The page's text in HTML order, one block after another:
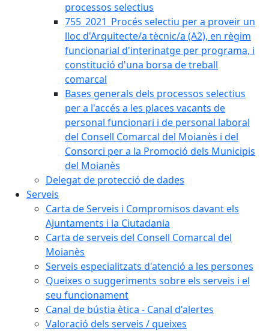
processos selectius
755_2021_Procés selectiu per a proveir un
lloc d'Arquitecte/a tècnic/a (A2), en règim
funcionarial d'interinatge per programa, i
constitució d'una borsa de treball
comarcal
Bases generals dels processos selectius
per a l'accés a les places vacants de
personal funcionari i de personal laboral
del Consell Comarcal del Moianès i del
Consorci per a la Promoció dels Municipis
del Moianès
Delegat de protecció de dades
Serveis
Carta de Serveis i Compromisos davant els
Ajuntaments i la Ciutadania
Carta de serveis del Consell Comarcal del
Moianès
Serveis especialitzats d'atenció a les persones
Queixes o suggeriments sobre els serveis i el
seu funcionament
Canal de bústia ètica - Canal d'alertes
Valoració dels serveis / queixes